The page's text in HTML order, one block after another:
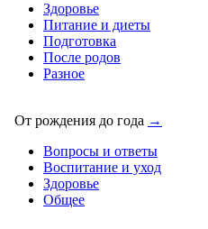
Здоровье
Питание и диеты
Подготовка
После родов
Разное
От рождения до года →
Вопросы и ответы
Воспитание и уход
Здоровье
Общее